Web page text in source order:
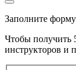
Заполните форму
Чтобы получить
инструкторов и